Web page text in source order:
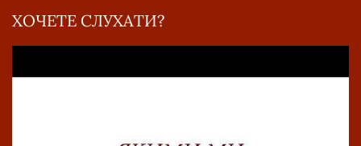
ХОЧЕТЕ СЛУХАТИ?